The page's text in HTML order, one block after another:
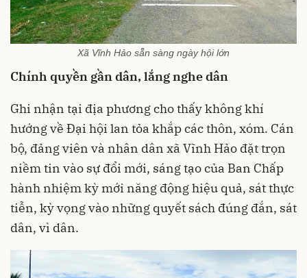
Xã Vĩnh Hảo sẵn sàng ngày hội lớn
Chính quyền gần dân, lắng nghe dân
Ghi nhận tại địa phương cho thấy không khí
hướng về Đại hội lan tỏa khắp các thôn, xóm. Cán
bộ, đảng viên và nhân dân xã Vĩnh Hảo đặt trọn
niềm tin vào sự đổi mới, sáng tạo của Ban Chấp
hành nhiệm kỳ mới năng động hiệu quả, sát thực
tiễn, kỳ vọng vào những quyết sách đúng đắn, sát
dân, vì dân.